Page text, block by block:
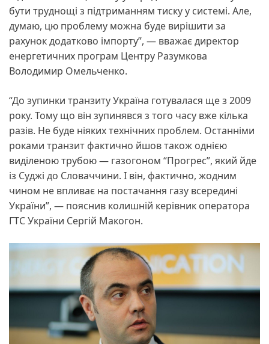
бути труднощі з підтриманням тиску у системі. Але,
думаю, цю проблему можна буде вирішити за
рахунок додатково імпорту”, — вважає директор
енергетичних програм Центру Разумкова
Володимир Омельченко.
“До зупинки транзиту Україна готувалася ще з 2009
року. Тому що він зупинявся з того часу вже кілька
разів. Не буде ніяких технічних проблем. Останніми
роками транзит фактично йшов також однією
виділеною трубою — газогоном “Прогрес”, який йде
із Суджі до Словаччини. І він, фактично, жодним
чином не впливає на постачання газу всередині
України”, — пояснив колишній керівник оператора
ГТС України Сергій Макогон.